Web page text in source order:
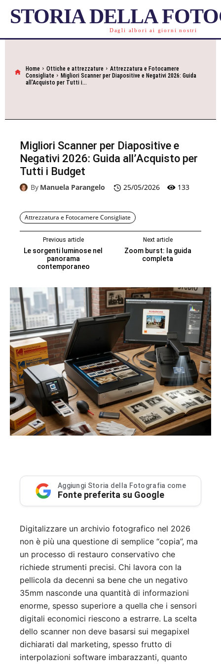
STORIA DELLA
Dagli albori ai giorni nostri
Home Ottiche e attrezzature
Attrezzatura e Fotocamere
Consigliate
Migliori Scanner per Diapositive e Negativi 2026: Guida
all'Acquisto per Tutti i...
Migliori Scanner per Diapositive e
Negativi 2026: Guida all’Acquisto per
Tutti i Budget
By Manuela Parangelo 25/05/2026 133
Attrezzatura e Fotocamere Consigliate
Previous article
Le sorgenti luminose nel
panorama
contemporaneo
Next article
Zoom burst: la guida
completa
Aggiungi Storia della Fotografia come
Fonte preferita su Google
Digitalizzare un archivio fotografico nel 2026
non è più una questione di semplice “copia”, ma
un processo di restauro conservativo che
richiede strumenti precisi. Chi lavora con la
pellicola da decenni sa bene che un negativo
35mm nasconde una quantità di informazioni
enorme, spesso superiore a quella che i sensori
digitali economici riescono a estrarre. La scelta
dello scanner non deve basarsi sui megapixel
dichiarati dal marketing, spesso frutto di
interpolazioni software imbarazzanti, quanto